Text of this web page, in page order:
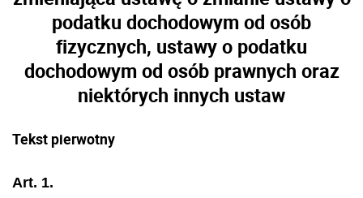
podatku dochodowym od osób
fizycznych, ustawy o podatku
dochodowym od osób prawnych oraz
niektórych innych ustaw
Tekst pierwotny
Art. 1.